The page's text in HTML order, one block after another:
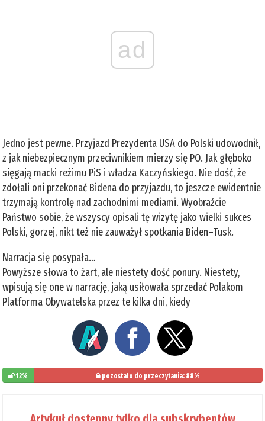
ad
Jedno jest pewne. Przyjazd Prezydenta USA do Polski udowodnił,
z jak niebezpiecznym przeciwnikiem mierzy się PO. Jak głęboko
sięgają macki reżimu PiS i władza Kaczyńskiego. Nie dość, że
zdołali oni przekonać Bidena do przyjazdu, to jeszcze ewidentnie
trzymają kontrolę nad zachodnimi mediami. Wyobraźcie
Państwo sobie, że wszyscy opisali tę wizytę jako wielki sukces
Polski, gorzej, nikt też nie zauważył spotkania Biden–Tusk.
Narracja się posypała…
Powyższe słowa to żart, ale niestety dość ponury. Niestety,
wpisują się one w narrację, jaką usiłowała sprzedać Polakom
Platforma Obywatelska przez te kilka dni, kiedy
12% pozostało do przeczytania: 88%